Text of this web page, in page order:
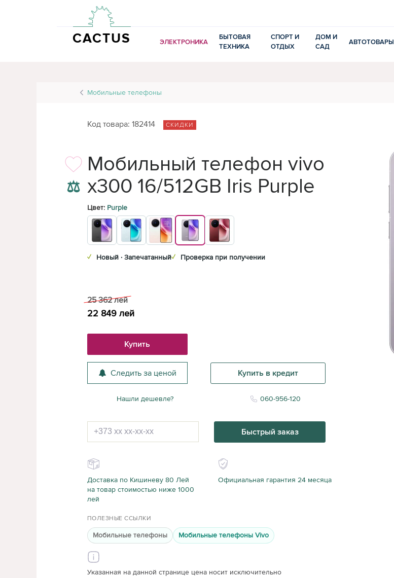
CACTUS ЭЛЕКТРОНИКА
БЫТОВАЯ
ТЕХНИКА
СПОРТ И
ОТДЫХ
ДОМ И
САД
АВТОТОВАРЫ
Мобильные телефоны
Код товара: 182414 СКИДКИ
⚖
Мобильный телефон vivo
x300 16/512GB Iris Purple
Цвет: Purple
✓ Новый · Запечатанный✓ Проверка при получении
25 362 лей
22 849 лей
Купить
Следить за ценой Купить в кредит
Нашли дешевле? 060-956-120
Быстрый заказ
Доставка по Кишиневу 80 Лей
на товар стоимостью ниже 1000
лей
Официальная гарантия 24 месяца
ПОЛЕЗНЫЕ ССЫЛКИ
Мобильные телефоны Мобильные телефоны Vivo
Указанная на данной странице цена носит исключительно